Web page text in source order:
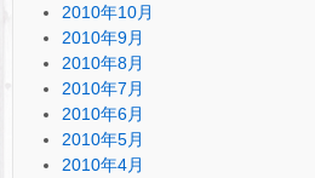
2010年10月
2010年9月
2010年8月
2010年7月
2010年6月
2010年5月
2010年4月